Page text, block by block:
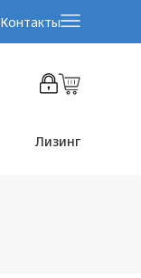
Контакты
Лизинг